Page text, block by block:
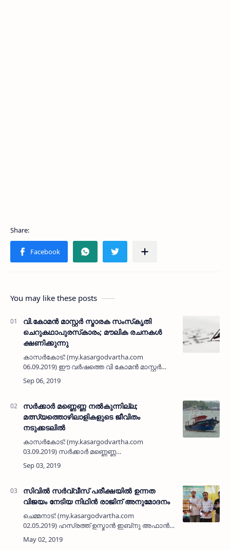
You may like these posts
വി.കോമന്‍ മാസ്റ്റര്‍ സ്മാരക സംസ്‌കൃതി
ചെറുകഥാപുരസ്‌കാരം; മൗലിക രചനകള്‍
ക്ഷണിക്കുന്നു
കാസർകോട്: (my.kasargodvartha.com
06.09.2019) ഈ വര്‍ഷത്തെ വി കോമന്‍ മാസ്റ്റര്‍
സ്മാരക സംസ്‌കൃതി ചെറുകഥാപുരസ്‌കാരത്തിന്
എന്‍ട്രികള്‍ ക്ഷണിച്ചു. പ്രസിദ്ധീകരിക്കപ്പെട്ടതോ
സര്‍ക്കാര്‍ മണ്ണെണ്ണ നല്‍കുന്നില്ല;
മത്സ്യത്തൊഴിലാളികളുടെ ജീവിതം
നടുക്കടലില്‍
കാസര്‍കോട്: (my.kasargodvartha.com
03.09.2019) സര്‍ക്കാര്‍ മണ്ണെണ്ണ
നല്‍കാതായതോടെ മത്സ്യത്തൊഴിലാളികളുടെ
ജീവിതം നടുക്കടലിലായി. മത്സ്യബന്ധന
സിവില്‍ സര്‍വ്വീസ് പരീക്ഷയില്‍ ഉന്നത
വിജയം നേടിയ നിഥിന്‍ രാജിന് അനുമോദനം
ചെമ്മനാട്: (my.kasargodvartha.com
02.05.2019) ഹസ്രത്ത് ഉസ്മാന്‍ ഇബ്‌നു അഫാന്‍
(റ)ചാരിറ്റബിള്‍ ട്രസ്റ്റിന്റെ കീഴിലുള്ള ഇഖ്റഅ്
സിവില്‍ സര്‍വ്വീസ് അക്കാദമിയുടെ പഠിതാക…